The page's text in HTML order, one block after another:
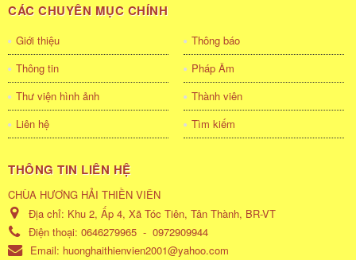
CÁC CHUYÊN MỤC CHÍNH
Giới thiệu
Thông báo
Thông tin
Pháp Âm
Thư viện hình ảnh
Thành viên
Liên hệ
Tìm kiếm
THÔNG TIN LIÊN HỆ
CHÙA HƯƠNG HẢI THIỀN VIÊN
Địa chỉ: Khu 2, Ấp 4, Xã Tóc Tiên, Tân Thành, BR-VT
Điện thoại: 0646279965 - 0972909944
Email: huonghaithienvien2001@yahoo.com